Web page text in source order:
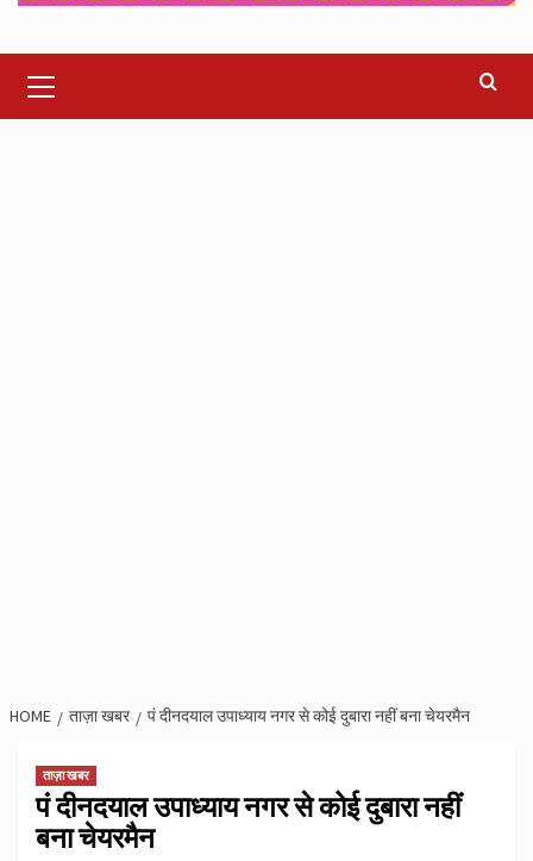
Menu
HOME ताज़ा खबर पं दीनदयाल उपाध्याय नगर से कोई दुबारा नहीं बना चेयरमैन
ताज़ा खबर
पं दीनदयाल उपाध्याय नगर से कोई दुबारा नहीं
बना चेयरमैन